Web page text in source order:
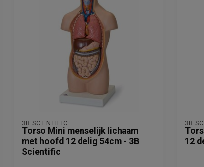
3B SCIENTIFIC
Torso Mini menselijk lichaam
met hoofd 12 delig 54cm - 3B
Scientific
3B
12